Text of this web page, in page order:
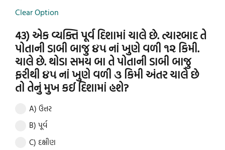
Clear Option
43) એક વ્યક્તિ પૂર્વ દિશામાં ચાલે છે. ત્યારબાદ તે
પોતાની ડાબી બાજુ ૪૫ નાં ખુણે વળી ૧૨ કિમી.
ચાલે છે. થોડા સમય બા તે પોતાની ડાબી બાજુ
ફરીથી ૪૫ નાં ખુણે વળી ૩ કિમી અંતર ચાલે છે
તો તેનું મુખ કઈ દિશામાં હશે?
A) ઉત્તર
B) પૂર્વ
C) દક્ષીણ